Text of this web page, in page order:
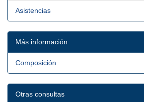
Asistencias
Más información
Composición
Otras consultas